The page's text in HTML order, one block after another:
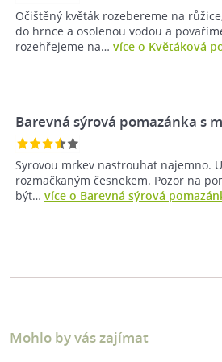
Očištěný květák rozebereme na
do hrnce a osolenou vodou a
rozehřejeme na… více o Květáková
Barevná sýrová pomazánka s
Syrovou mrkev nastrouhat najemno.
rozmačkaným česnekem. Pozor na
být… více o Barevná sýrová
Mohlo by vás zajímat